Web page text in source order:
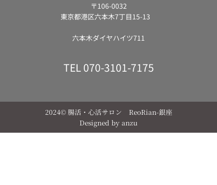
〒106-0032
東京都港区六本木7丁目15-13
六本木ダイヤハイツ711
TEL 070-3101-7175
2024© 腸活・心活サロン ReoRian-銀座
Designed by anzu